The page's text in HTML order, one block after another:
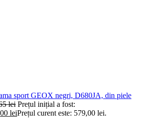
sport GEOX negri, D680JA, din piele
lei Prețul inițial a fost:
leiPrețul curent este: 579,00 lei.